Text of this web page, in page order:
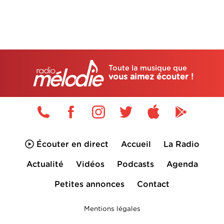
Toute la musique que
vous aimez écouter !
Écouter en direct Accueil La Radio
Actualité Vidéos Podcasts Agenda
Petites annonces Contact
Mentions légales